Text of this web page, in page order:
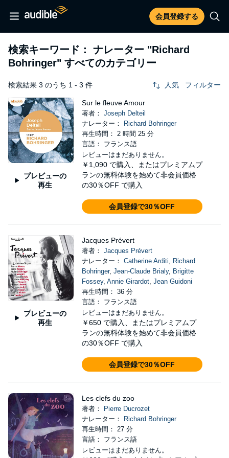
会員登録する
検索キーワード： ナレーター "Richard
Bohringer" すべてのカテゴリー
検索結果 3 のうち 1 - 3 件 人気 フィルター
プレビューの
再生
Sur le fleuve Amour
著者： Joseph Delteil
ナレーター：
Richard Bohringer
再生時間： 2 時間 25 分
言語： フランス語
レビューはまだありません。
￥1,090 で購入、またはプレミアムプ
ランの無料体験を始めて非会員価格
の30％OFF で購入
会員登録で30％OFF
プレビューの
再生
Jacques Prévert
著者： Jacques Prévert
ナレーター： Catherine Arditi, Richard
Bohringer, Jean-Claude Brialy, Brigitte
Fossey, Annie Girardot, Jean Guidoni
再生時間： 36 分
言語： フランス語
レビューはまだありません。
￥650 で購入、またはプレミアムプ
ランの無料体験を始めて非会員価格
の30％OFF で購入
会員登録で30％OFF
Les clefs du zoo
著者：
Pierre Ducrozet
ナレーター：
Richard Bohringer
再生時間： 27 分
言語： フランス語
レビューはまだありません。